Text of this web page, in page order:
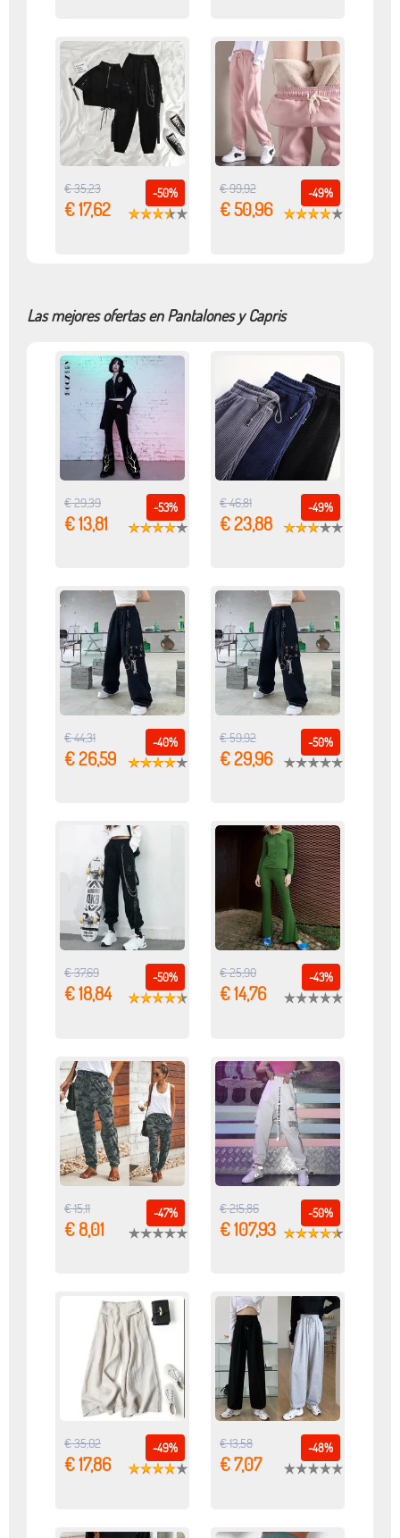
-50%
€ 35,23
€ 17,62
-49%
€ 99,92
€ 50,96
Las mejores ofertas en Pantalones y Capris
-53%
€ 29,39
€ 13,81
-49%
€ 46,81
€ 23,88
-40%
€ 44,31
€ 26,59
-50%
€ 59,92
€ 29,96
-50%
€ 37,69
€ 18,84
-43%
€ 25,90
€ 14,76
-47%
€ 15,11
€ 8,01
-50%
€ 215,86
€ 107,93
-49%
€ 35,02
€ 17,86
-48%
€ 13,58
€ 7,07